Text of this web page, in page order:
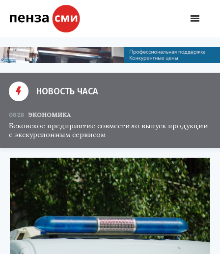
НОВОСТЬ ЧАСА
08:28 ЭКОНОМИКА
Бековское предприятие совместило выпуск продукции
с экскурсионным сервисом